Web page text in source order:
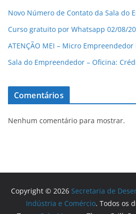
Novo Número de Contato da Sala do
Curso gratuito por Whatsapp 02/08/
ATENÇÃO MEI – Micro
Sala do Empreendedor – Oficina:
Comentários
Nenhum comentário para mostrar.
Copyright © 2026 Secretaria de
Indústria e Comércio. Todos os